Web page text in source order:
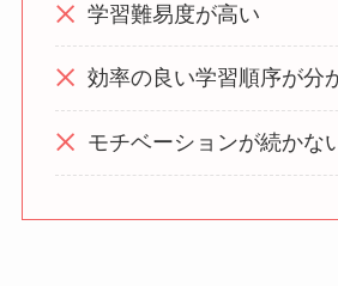
学習難易度が高い
効率の良い学習順序が分
モチベーションが続かな